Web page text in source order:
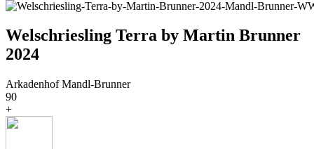
Welschriesling Terra by Martin Brunner
2024
Arkadenhof Mandl-Brunner
90
+